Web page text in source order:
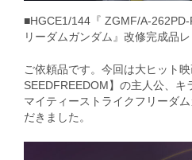
■HGCE1/144『 ZGMF/A-
リーダムガンダム』改修完成品
ご依頼品です。今回は大ヒット
SEEDFREEDOM】の主人公、キ
マイティーストライクフリーダ
だきました。